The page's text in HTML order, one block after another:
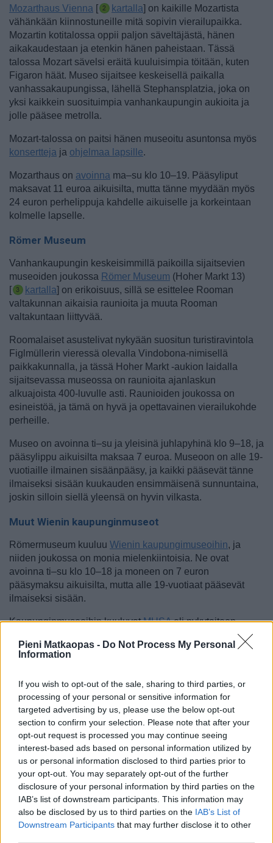
Pieni Matkaopas - Do Not Process My Personal
Information
If you wish to opt-out of the sale, sharing to third parties, or
processing of your personal or sensitive information for
targeted advertising by us, please use the below opt-out
section to confirm your selection. Please note that after your
opt-out request is processed you may continue seeing
interest-based ads based on personal information utilized by
us or personal information disclosed to third parties prior to
your opt-out. You may separately opt-out of the further
disclosure of your personal information by third parties on the
IAB’s list of downstream participants. This information may
also be disclosed by us to third parties on the IAB’s List of
Downstream Participants that may further disclose it to other
Mozarthaus Vienna [ kartalla] on kaikille Mozartista
vähänkään kiinnostuneille mitä sopivin vierailupaikka.
Mozartin kotitalossa oppii paljon säveltäjästä, hänen
aikakaudestaan ja etenkin hänen paheistaan. Tässä
talossa Mozart sävelsi eräitä kuuluisimpia töitään, kuten
Figaron häät. Museo sijaitsee keskeisellä paikalla
vanhassakaupungissa, lähellä Stephansplatzia, joka on
yksi kaikkein suosituimpia vanhankaupungin aukioita ja
jolle pääsee metrolla.
Mozart-talossa on paitsi hänen museoitu asuntonsa myös
konsertteja ja ohjelmaa lapsille.
Mozarthaus on avoinna ma–su klo 10–19. Pääsyliput
maksavat 11 euroa aikuisilta, mutta tänne myydään myös
24 euron perhelippuja kahdelle aikuiselle ja korkeintaan
kolmelle lapselle.
Römer Museum
Vanhankaupungin keskeisimmillä paikoilla sijaitsevien
museoiden joukossa Römer Museum (Hoher Markt 13)
[
kartalla] on erikoisuus, sillä se esittelee Rooman
valtakunnan aikaisia raunioita ja muuta Rooman
valtakuntaan liittyvää.
Roomalaiset asustelivat nykyään suositun turistiravintola
Figlmüllerin vieressä olevalla Vindobona-nimisellä
paikkakunnalla, ja tässä Hoher Markt -aukion laidalla
sijaitsevassa museossa on raunioita ajanlaskun
alkuajoista 400-luvulle asti. Raunioiden joukossa on
esineistöä, ja tämä on hyvä ja opettavainen vierailukohde
perheille.
Museo on avoinna ti–su ja yleisinä juhlapyhinä klo 9–18, ja
pääsylippu aikuisilta maksaa 7 euroa. Museoon on alle 19-
vuotiaille ilmainen sisäänpääsy, ja kaikki pääsevät tänne
ilmaiseksi sisään kuukauden ensimmäisenä sunnuntaina,
joskin silloin siellä yleensä on hyvin vilkasta.
Muut Wienin kaupunginmuseot
Römermuseum kuuluu Wienin kaupungimuseoihin, ja
niiden joukossa on monia mielenkiintoisia. Ne ovat
avoinna ti–su klo 10–18 ja moneen on 7 euron
pääsymaksu aikuisilta, mutta alle 19-vuotiaat pääsevät
ilmaiseksi sisään.
Kaupunginmuseoihin kuuluvatMUSAeli nykytaiteen
historiaa, Wienissä Mozartin johdolla opiskelleesta ja
Wagnerin arkkitehtuuria esitteleväpaviljonki.